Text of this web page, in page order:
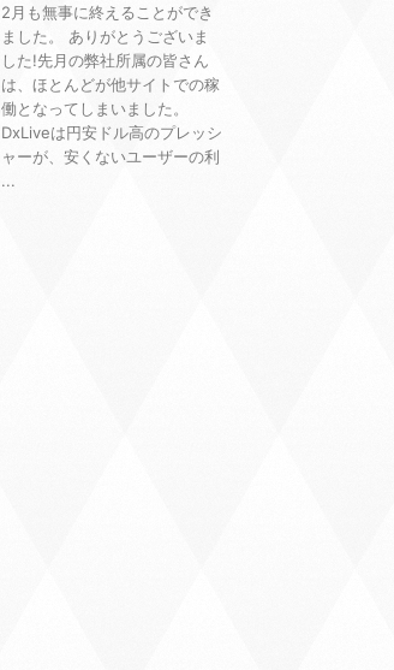
2月も無事に終えることができ
ました。 ありがとうございま
した!先月の弊社所属の皆さん
は、ほとんどが他サイトでの稼
働となってしまいました。
DxLiveは円安ドル高のプレッシ
ャーが、安くないユーザーの利
...